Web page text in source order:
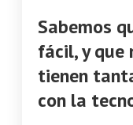
Sabemos
fácil, y que
tienen
con la